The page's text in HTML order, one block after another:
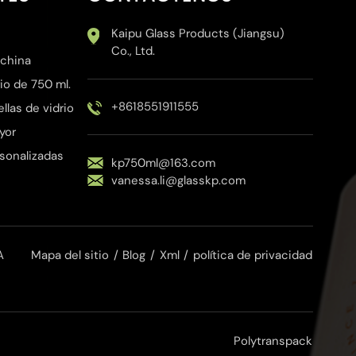
de 750 ml.
de vidrio
Kaipu Glass Products (Jiangsu)
Co., Ltd.
+8618551911555
kp750ml@163.com
vanessa.li@glasskp.com
Mapa del sitio / Blog / Xml / política de privacidad
Polytranspack